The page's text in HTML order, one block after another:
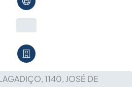
1140, JOSÉ DE